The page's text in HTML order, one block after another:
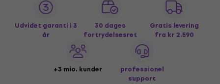
Udvidet garanti i 3
år
30 dages
fortrydelsesret
Gratis levering
fra kr 2.590
+3 mio. kunder
professionel
support